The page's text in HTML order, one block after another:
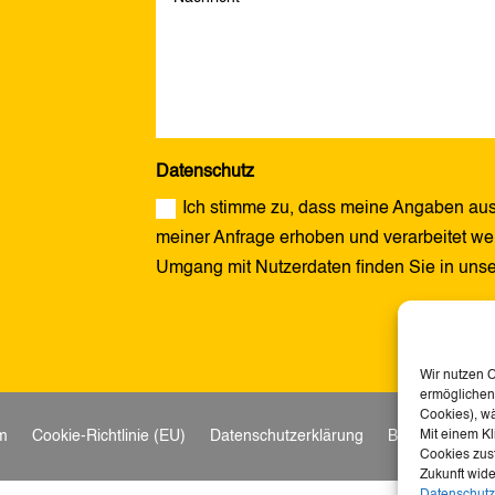
Wir nutzen
Cookies),
Mit einem
Cookies
Zukunft
Datenschutz
Ich stimme zu, dass meine Angaben
meiner Anfrage erhoben und verarbeitet
Umgang mit Nutzerdaten finden Sie in
Cookie-Richtlinie (EU) Datenschutzerklärung